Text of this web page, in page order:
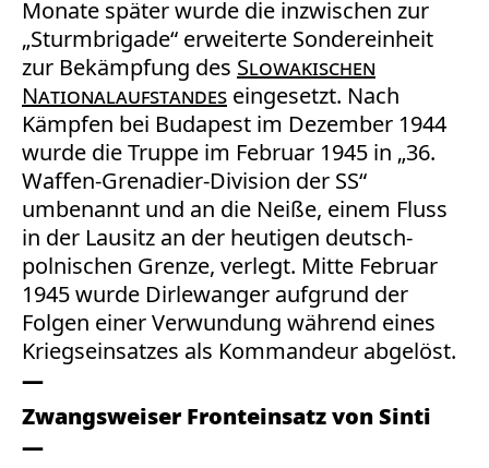
Monate später wurde die inzwischen zur
„Sturmbrigade“ erweiterte Sondereinheit
zur Bekämpfung des Slowakischen
Nationalaufstandes eingesetzt. Nach
Kämpfen bei Budapest im Dezember 1944
wurde die Truppe im Februar 1945 in „36.
Waffen-Grenadier-Division der SS“
umbenannt und an die Neiße, einem Fluss
in der Lausitz an der heutigen deutsch-
polnischen Grenze, verlegt. Mitte Februar
1945 wurde Dirlewanger aufgrund der
Folgen einer Verwundung während eines
Kriegseinsatzes als Kommandeur abgelöst.
Zwangsweiser Fronteinsatz von Sinti